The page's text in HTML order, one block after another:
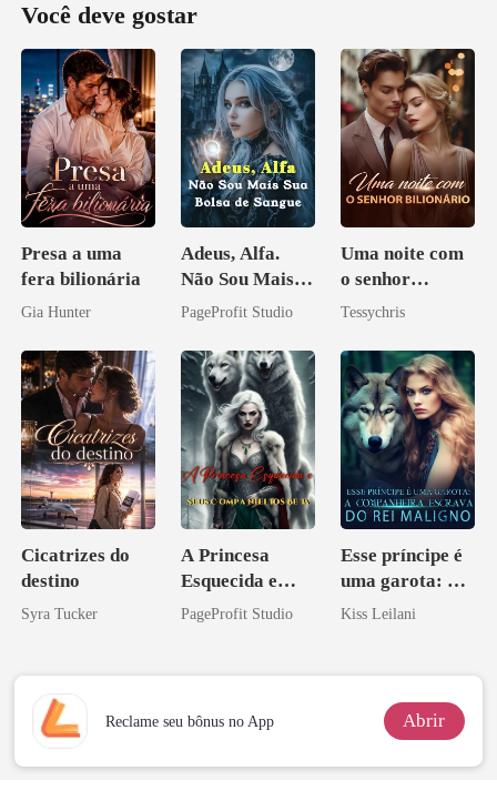
Você deve gostar
Presa a uma
fera bilionária
Gia Hunter
Adeus, Alfa.
Não Sou Mais
Sua Bolsa de
PageProfit Studio
Uma noite com
o senhor
Bilionário
Tessychris
Cicatrizes do
destino
Syra Tucker
A Princesa
Esquecida e
Seus
PageProfit Studio
Esse príncipe é
uma garota: A
companheira
Kiss Leilani
Reclame seu bônus no App Abrir